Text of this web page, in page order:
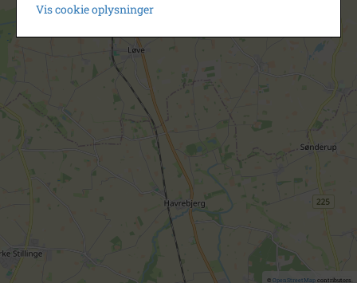
© OpenStreetMapcontributors.
Vis cookie oplysninger